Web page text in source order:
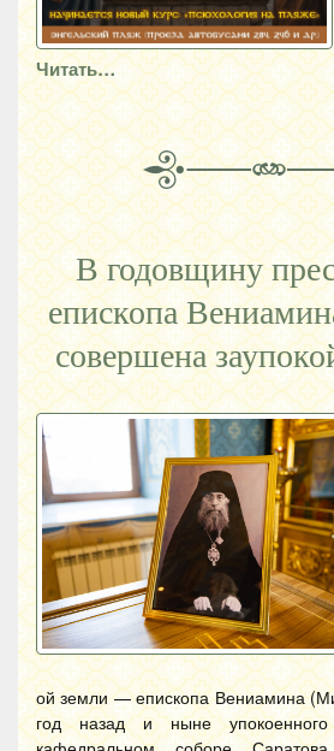
Читать…
В годовщину
епископа
совершена
ой земли — епископа Вениамина
год назад и ныне